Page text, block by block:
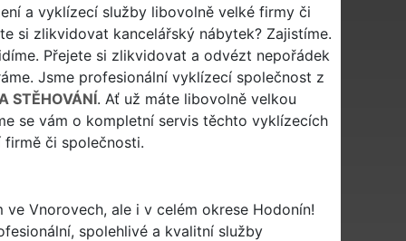
a vyklízecí služby libovolně velké firmy či
si zlikvidovat kancelářský nábytek? Zajistíme.
Přejete si zlikvidovat a odvézt nepořádek
Jsme profesionální vyklízecí společnost z
STĚHOVÁNÍ. Ať už máte libovolně velkou
se vám o kompletní servis těchto vyklízecích
či společnosti.
Vnorovech, ale i v celém okrese Hodonín!
spolehlivé a kvalitní služby